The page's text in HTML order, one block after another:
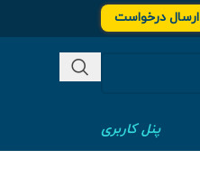
ارسال درخواست
پنل کاربری